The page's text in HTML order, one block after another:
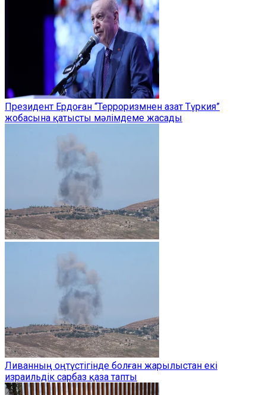
Президент Ердоған “Терроризмнен азат Түркия”
жобасына қатысты мәлімдеме жасады
Ливанның оңтүстігінде болған жарылыстан екі
израильдік сарбаз қаза тапты